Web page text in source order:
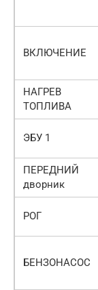
ВКЛЮЧЕНИЕ
НАГРЕВ
ТОПЛИВА
ЭБУ 1
ПЕРЕДНИЙ
дворник
РОГ
БЕНЗОНАСОС